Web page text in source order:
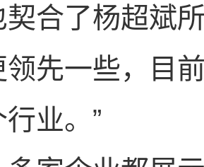
契合了杨超斌
领先一些，目
业。”